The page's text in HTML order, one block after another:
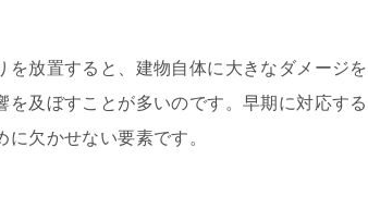
放置すると、建物自体に大きなダメージを
及ぼすことが多いのです。早期に対応する
欠かせない要素です。